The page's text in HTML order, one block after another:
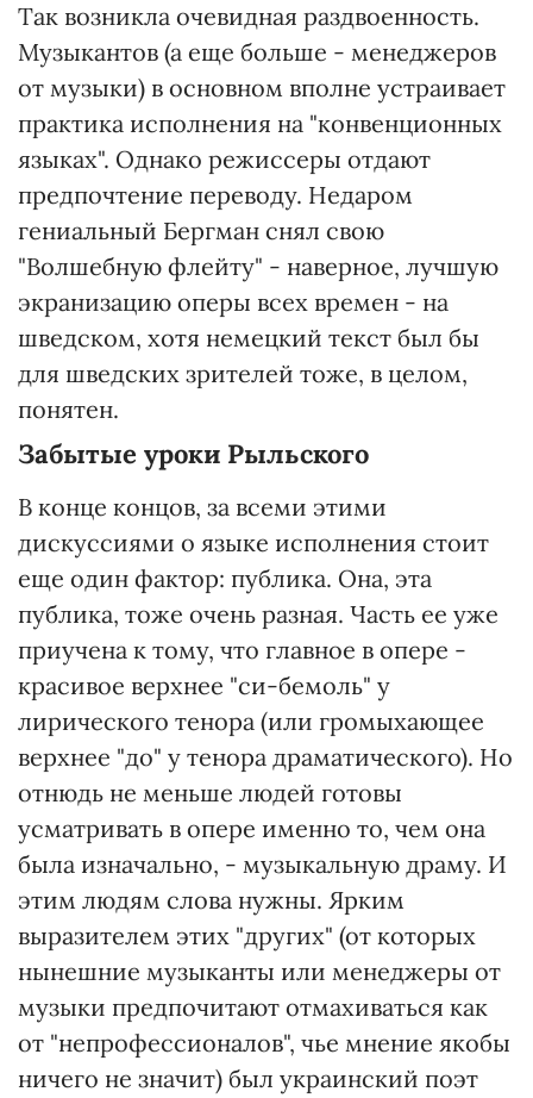
Так возникла очевидная раздвоенность.
Музыкантов (а еще больше - менеджеров
от музыки) в основном вполне устраивает
практика исполнения на "конвенционных
языках". Однако режиссеры отдают
предпочтение переводу. Недаром
гениальный Бергман снял свою
"Волшебную флейту" - наверное, лучшую
экранизацию оперы всех времен - на
шведском, хотя немецкий текст был бы
для шведских зрителей тоже, в целом,
понятен.
Забытые уроки Рыльского
В конце концов, за всеми этими
дискуссиями о языке исполнения стоит
еще один фактор: публика. Она, эта
публика, тоже очень разная. Часть ее уже
приучена к тому, что главное в опере -
красивое верхнее "си-бемоль" у
лирического тенора (или громыхающее
верхнее "до" у тенора драматического). Но
отнюдь не меньше людей готовы
усматривать в опере именно то, чем она
была изначально, - музыкальную драму. И
этим людям слова нужны. Ярким
выразителем этих "других" (от которых
нынешние музыканты или менеджеры от
музыки предпочитают отмахиваться как
от "непрофессионалов", чье мнение якобы
ничего не значит) был украинский поэт